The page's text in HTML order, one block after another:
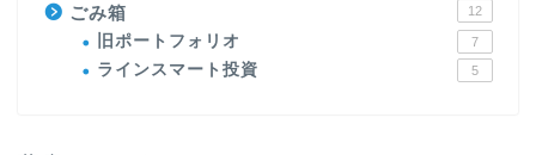
ごみ箱 12
旧ポートフォリオ 7
ラインスマート投資 5